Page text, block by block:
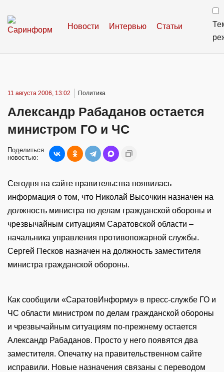
Новости Интервью Статьи
11 августа 2006, 13:02 Политика
Александр Рабаданов остается
министром ГО и ЧС
Поделиться
новостью:
Сегодня на сайте правительства появилась
информация о том, что Николай Высочкин назначен на
должность министра по делам гражданской обороны и
чрезвычайным ситуациям Саратовской области –
начальника управления противопожарной службы.
Сергей Песков назначен на должность заместителя
министра гражданской обороны.
Как сообщили «СаратовИнформу» в пресс-службе ГО и
ЧС области министром по делам гражданской обороны
и чрезвычайным ситуациям по-прежнему остается
Александр Рабаданов. Просто у него появятся два
заместителя. Опечатку на правительственном сайте
исправили. Новые назначения связаны с переводом